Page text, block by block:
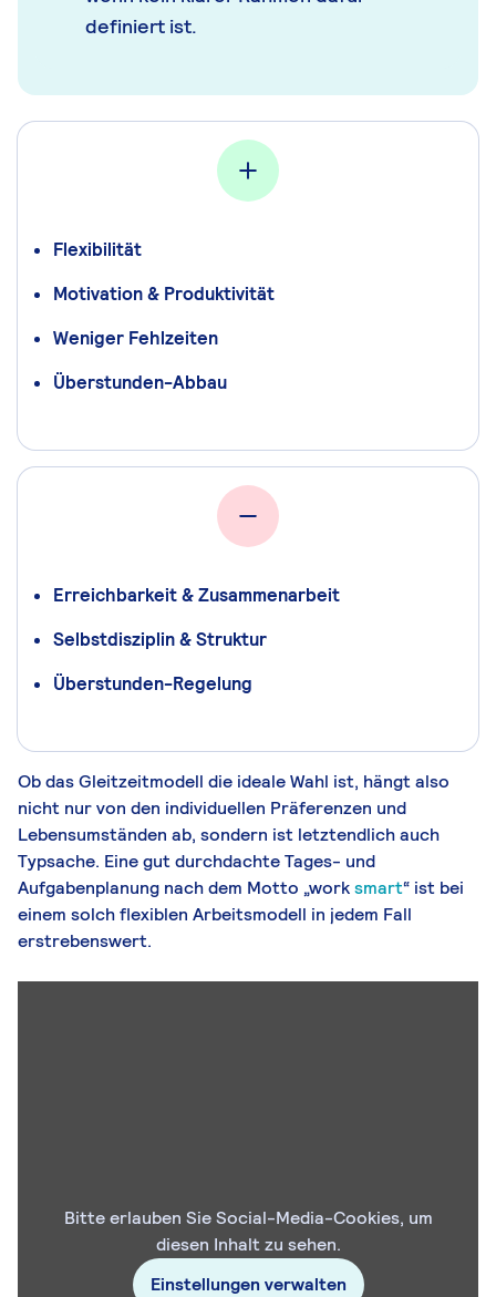
definiert ist.
Flexibilität
Motivation & Produktivität
Weniger Fehlzeiten
Überstunden-Abbau
Erreichbarkeit & Zusammenarbeit
Selbstdisziplin & Struktur
Überstunden-Regelung
Ob das Gleitzeitmodell die ideale Wahl ist, hängt also
nicht nur von den individuellen Präferenzen und
Lebensumständen ab, sondern ist letztendlich auch
Typsache. Eine gut durchdachte Tages- und
Aufgabenplanung nach dem Motto „worksmart“ ist bei
einem solch flexiblen Arbeitsmodell in jedem Fall
erstrebenswert.
Bitte erlauben Sie Social-Media-Cookies, um
diesen Inhalt zu sehen.
Einstellungen verwalten